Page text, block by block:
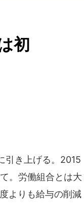
初
引き上げる。2015
。労働組合とは大
よりも給与の削減